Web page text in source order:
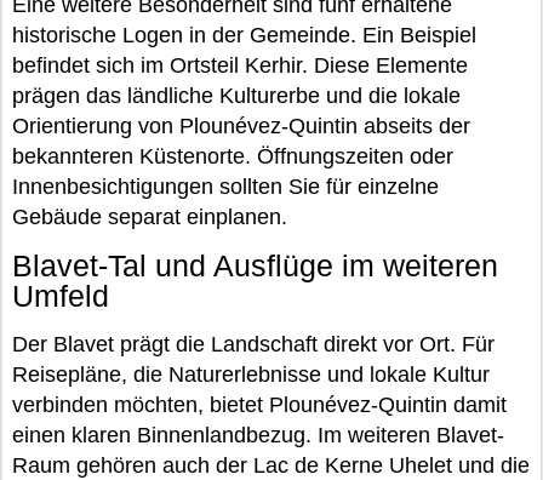
Eine weitere Besonderheit sind fünf erhaltene
historische Logen in der Gemeinde. Ein Beispiel
befindet sich im Ortsteil Kerhir. Diese Elemente
prägen das ländliche Kulturerbe und die lokale
Orientierung von Plounévez-Quintin abseits der
bekannteren Küstenorte. Öffnungszeiten oder
Innenbesichtigungen sollten Sie für einzelne
Gebäude separat einplanen.
Blavet-Tal und Ausflüge im weiteren
Umfeld
Der Blavet prägt die Landschaft direkt vor Ort. Für
Reisepläne, die Naturerlebnisse und lokale Kultur
verbinden möchten, bietet Plounévez-Quintin damit
einen klaren Binnenlandbezug. Im weiteren Blavet-
Raum gehören auch der Lac de Kerne Uhelet und die